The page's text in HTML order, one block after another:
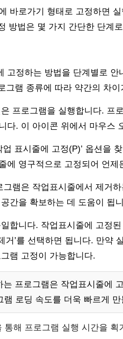
바로가기 형태로 고정하면
방법은 몇 가지 간단한 단계
고정하는 방법을 단계별로
그램 종류에 따라 약간의 차
프로그램을 실행합니다. 프
다. 이 아이콘 위에서 마우스
표시줄에 고정(P)’ 옵션을
에 영구적으로 고정되어 언
램은 작업표시줄에서 제거
간을 확보하는 데 도움이 됩
합니다. 작업표시줄에 고정
거’를 선택하면 됩니다. 만약
램 고정이 가능합니다.
는 프로그램은 작업표시줄에
로딩 속도를 더욱 빠르게
통해 프로그램 실행 시간을